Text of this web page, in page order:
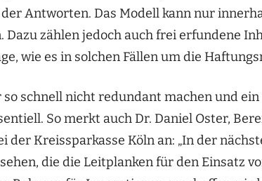
Antworten. Das Modell kann nur
zählen jedoch auch frei erfundene
wie es in solchen Fällen um die
schnell nicht redundant machen und
So merkt auch Dr. Daniel Oster,
der Kreissparkasse Köln an: „In der
die die Leitplanken für den Einsatz